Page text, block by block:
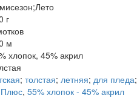
г
м
хлопок, 45% акрил
; толстая; летняя; для пледа;
Плюс, 55% хлопок - 45% акрил